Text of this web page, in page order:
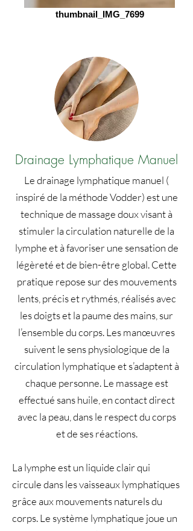
thumbnail_IMG_7699
Drainage Lymphatique Manuel
Le drainage lymphatique manuel (
inspiré de la méthode Vodder) est une
technique de massage doux visant à
stimuler la circulation naturelle de la
lymphe et à favoriser une sensation de
légèreté et de bien-être global. Cette
pratique repose sur des mouvements
lents, précis et rythmés, réalisés avec
les doigts et la paume des mains, sur
l’ensemble du corps. Les manœuvres
suivent le sens physiologique de la
circulation lymphatique et s’adaptent à
chaque personne. Le massage est
effectué sans huile, en contact direct
avec la peau, dans le respect du corps
et de ses réactions.
La lymphe est un liquide clair qui
circule dans les vaisseaux lymphatiques
grâce aux mouvements naturels du
corps. Le système lymphatique joue un